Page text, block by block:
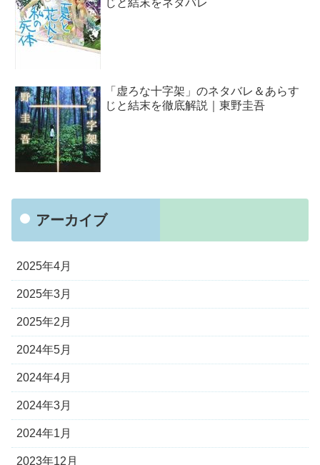
じと結末をネタバレ
「虚ろな十字架」のネタバレ＆あらす
じと結末を徹底解説｜東野圭吾
アーカイブ
2025年4月
2025年3月
2025年2月
2024年5月
2024年4月
2024年3月
2024年1月
2023年12月